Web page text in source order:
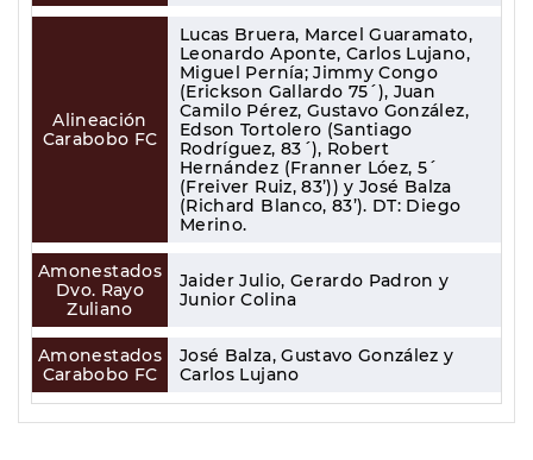
Alineación
Carabobo FC
Lucas Bruera, Marcel Guaramato,
Leonardo Aponte, Carlos Lujano,
Miguel Pernía; Jimmy Congo
(Erickson Gallardo 75´), Juan
Camilo Pérez, Gustavo González,
Edson Tortolero (Santiago
Rodríguez, 83´), Robert
Hernández (Franner Lóez, 5´
(Freiver Ruiz, 83’)) y José Balza
(Richard Blanco, 83’). DT: Diego
Merino.
Amonestados
Dvo. Rayo
Zuliano
Jaider Julio, Gerardo Padron y
Junior Colina
Amonestados
Carabobo FC
José Balza, Gustavo González y
Carlos Lujano